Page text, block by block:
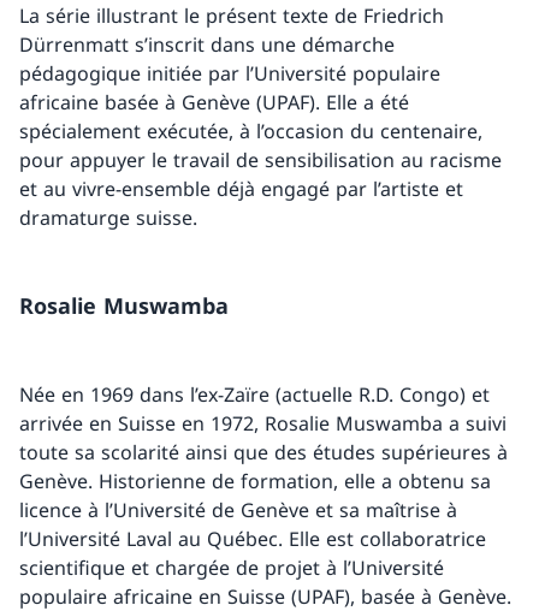
La série illustrant le présent texte de Friedrich
Dürrenmatt s’inscrit dans une démarche
pédagogique initiée par l’Université populaire
africaine basée à Genève (UPAF). Elle a été
spécialement exécutée, à l’occasion du centenaire,
pour appuyer le travail de sensibilisation au racisme
et au vivre-ensemble déjà engagé par l’artiste et
dramaturge suisse.
Rosalie Muswamba
Née en 1969 dans l’ex-Zaïre (actuelle R.D. Congo) et
arrivée en Suisse en 1972, Rosalie Muswamba a suivi
toute sa scolarité ainsi que des études supérieures à
Genève. Historienne de formation, elle a obtenu sa
licence à l’Université de Genève et sa maîtrise à
l’Université Laval au Québec. Elle est collaboratrice
scientifique et chargée de projet à l’Université
populaire africaine en Suisse (UPAF), basée à Genève.